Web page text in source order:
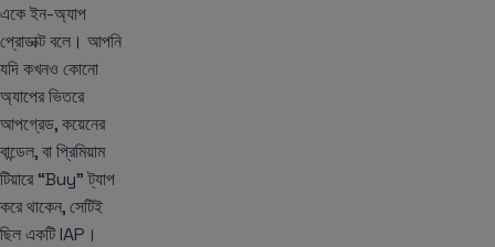
একে ইন-অ্যাপ
প্রোডাক্ট বলে। আপনি
যদি কখনও কোনো
অ্যাপের ভিতরে
আপগ্রেড, কয়েনের
বান্ডেল, বা প্রিমিয়াম
টিয়ারে “Buy” ট্যাপ
করে থাকেন, সেটিই
ছিল একটি IAP।